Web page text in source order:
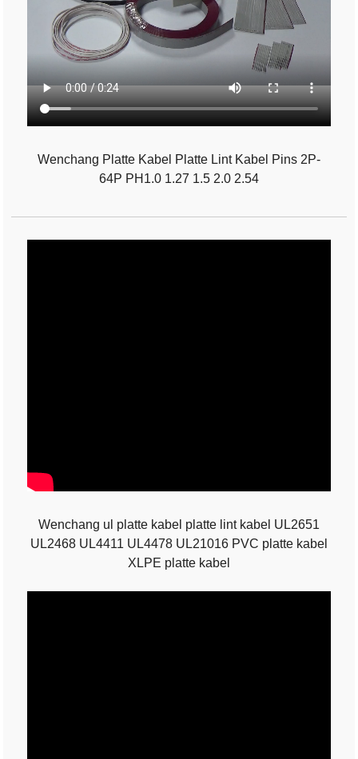
Wenchang Platte Kabel Platte Lint Kabel Pins 2P-
64P PH1.0 1.27 1.5 2.0 2.54
Wenchang ul platte kabel platte lint kabel UL2651
UL2468 UL4411 UL4478 UL21016 PVC platte kabel
XLPE platte kabel